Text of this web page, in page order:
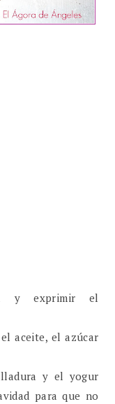
y exprimir el
aceite, el azúcar
y el yogur
para que no